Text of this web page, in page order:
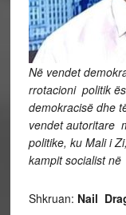
Në vendet
rrotacioni politik
demokracisë dhe
vendet autoritare
politike, ku Mali i
kampit socialist
Shkruan: Nail